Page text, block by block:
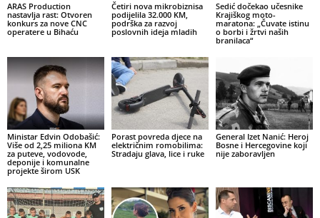
ARAS Production
nastavlja rast: Otvoren
konkurs za nove CNC
operatere u Bihaću
Četiri nova mikrobiznisa
podijelila 32.000 KM,
podrška za razvoj
poslovnih ideja mladih
Sedić dočekao učesnike
Krajiškog moto-
maratona: „Čuvate istinu
o borbi i žrtvi naših
branilaca“
Ministar Edvin Odobašić:
Više od 2,25 miliona KM
za puteve, vodovode,
deponije i komunalne
projekte širom USK
Porast povreda djece na
električnim romobilima:
Stradaju glava, lice i ruke
General Izet Nanić: Heroj
Bosne i Hercegovine koji
nije zaboravljen